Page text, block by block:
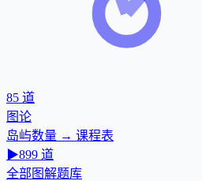
85 道
图论
岛屿数量 → 课程表
▶899 道
全部图解题库